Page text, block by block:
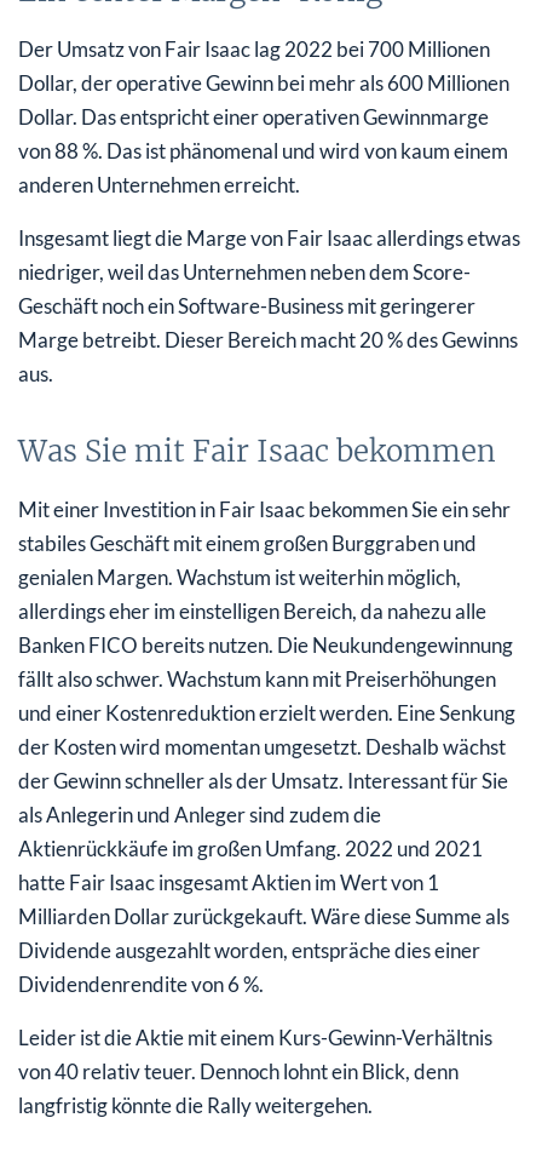
Der Umsatz von Fair Isaac lag 2022 bei 700 Millionen
Dollar, der operative Gewinn bei mehr als 600 Millionen
Dollar. Das entspricht einer operativen Gewinnmarge
von 88 %. Das ist phänomenal und wird von kaum einem
anderen Unternehmen erreicht.
Insgesamt liegt die Marge von Fair Isaac allerdings etwas
niedriger, weil das Unternehmen neben dem Score-
Geschäft noch ein Software-Business mit geringerer
Marge betreibt. Dieser Bereich macht 20 % des Gewinns
aus.
Was Sie mit Fair Isaac bekommen
Mit einer Investition in Fair Isaac bekommen Sie ein sehr
stabiles Geschäft mit einem großen Burggraben und
genialen Margen. Wachstum ist weiterhin möglich,
allerdings eher im einstelligen Bereich, da nahezu alle
Banken FICO bereits nutzen. Die Neukundengewinnung
fällt also schwer. Wachstum kann mit Preiserhöhungen
und einer Kostenreduktion erzielt werden. Eine Senkung
der Kosten wird momentan umgesetzt. Deshalb wächst
der Gewinn schneller als der Umsatz. Interessant für Sie
als Anlegerin und Anleger sind zudem die
Aktienrückkäufe im großen Umfang. 2022 und 2021
hatte Fair Isaac insgesamt Aktien im Wert von 1
Milliarden Dollar zurückgekauft. Wäre diese Summe als
Dividende ausgezahlt worden, entspräche dies einer
Dividendenrendite von 6 %.
Leider ist die Aktie mit einem Kurs-Gewinn-Verhältnis
von 40 relativ teuer. Dennoch lohnt ein Blick, denn
langfristig könnte die Rally weitergehen.